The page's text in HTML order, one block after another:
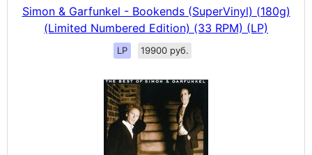
Simon & Garfunkel - Bookends (SuperVinyl) (180g)
(Limited Numbered Edition) (33 RPM) (LP)
LP 19900 руб.